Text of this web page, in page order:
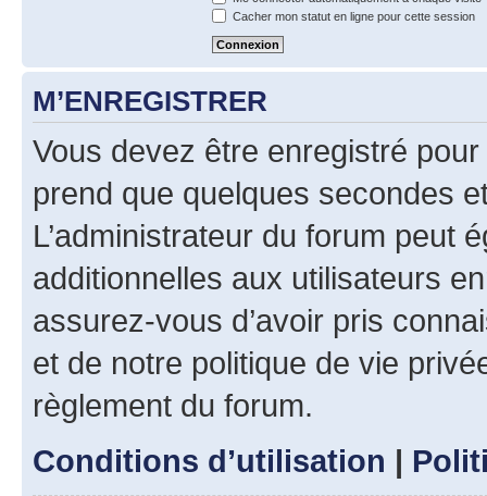
Cacher mon statut en ligne pour cette session
M’ENREGISTRER
Vous devez être enregistré
prend que quelques secondes
L’administrateur du forum peut
additionnelles aux utilisateurs
assurez-vous d’avoir pris
et de notre politique de vie
règlement du forum.
Conditions d’utilisation |